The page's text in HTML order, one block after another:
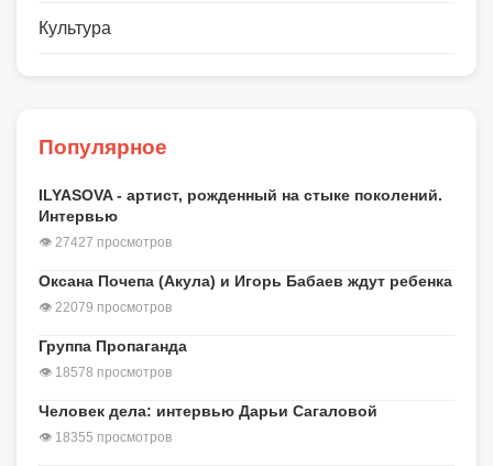
Культура
Популярное
ILYASOVA - артист, рожденный на стыке поколений.
Интервью
👁 27427 просмотров
Оксана Почепа (Акула) и Игорь Бабаев ждут ребенка
👁 22079 просмотров
Группа Пропаганда
👁 18578 просмотров
Человек дела: интервью Дарьи Сагаловой
👁 18355 просмотров